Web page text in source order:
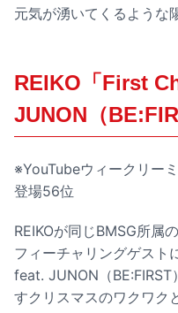
元気が湧いてくるような
REIKO「First
JUNON（
※YouTubeウィークリー
登場56位
REIKOが同じBMSG所属
フィーチャリングゲス
feat. JUNON（
すクリスマスのワクワク